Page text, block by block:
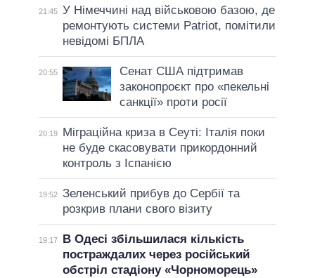
21:45 У Німеччині над військовою базою, де
ремонтують системи Patriot, помітили
невідомі БПЛА
20:55
Сенат США підтримав
законопроєкт про «пекельні
санкції» проти росії
20:19
Міграційна криза в Сеуті: Італія поки
не буде скасовувати прикордонний
контроль з Іспанією
19:52 Зеленський прибув до Сербії та
розкрив плани свого візиту
19:17
В Одесі збільшилася кількість
постраждалих через російський
обстріл стадіону «Чорноморець»